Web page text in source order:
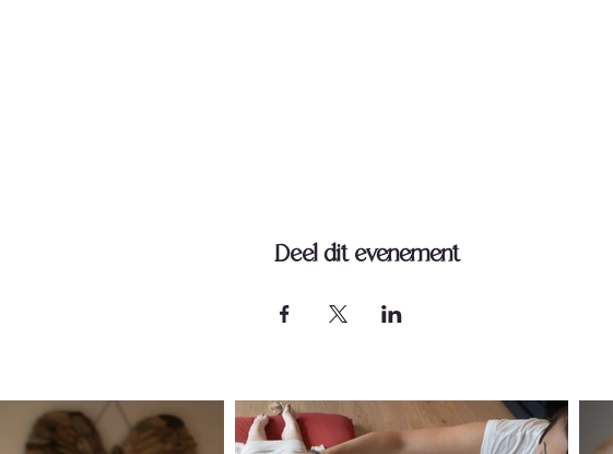
Deel dit evenement